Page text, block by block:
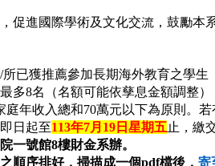
促進國際學術及文化交流，鼓勵本
已獲推薦參加長期海外教育之學生
多8名（名額可能依孳息金額調整）
庭年收入總和70萬元以下為原則。
日起至113年7月19日星期五止，繳
一號館8樓財金系辦。
順序排好，掃描成一個pdf檔後， 寄